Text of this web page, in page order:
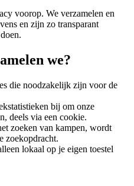
voorop. We verzamelen en
en zijn zo transparant
we?
die noodzakelijk zijn voor de
bij om onze
deels via een cookie.
zoeken van kampen, wordt
zoekopdracht.
lokaal op je eigen toestel